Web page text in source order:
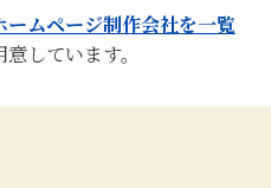
ムページ制作会社を一覧
意しています。